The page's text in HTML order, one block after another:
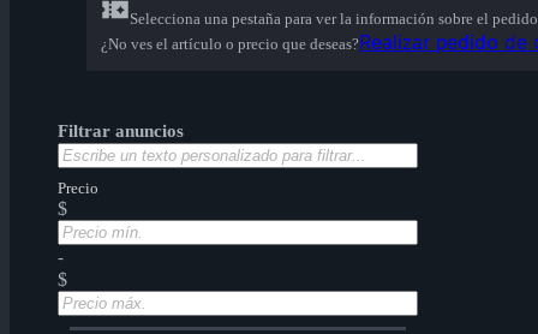
Selecciona una pestaña para ver la información sobre el
¿No ves el artículo o precio que deseas?Realizar pedido de
Filtrar anuncios
Precio
$
-
$